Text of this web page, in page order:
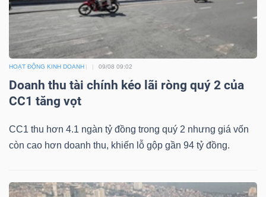
HOẠT ĐỘNG KINH DOANH 09/08 09:02
Doanh thu tài chính kéo lãi ròng quý 2 của
CC1 tăng vọt
CC1 thu hơn 4.1 ngàn tỷ đồng trong quý 2 nhưng giá vốn
còn cao hơn doanh thu, khiến lỗ gộp gần 94 tỷ đồng.
ĐẦU
TƯ
TRUY
XUẤT
LIỆU
(-)